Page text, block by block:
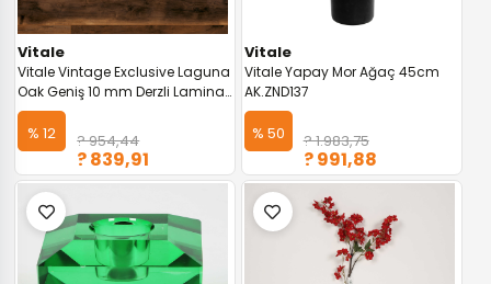
Vitale
Vitale Vintage Exclusive Laguna
Oak Geniş 10 mm Derzli Laminat
Parke VTLP.K411-G-VINTAGE
% 12 ? 954,44
? 839,91
Vitale
Vitale Yapay Mor Ağaç 45cm
AK.ZND137
% 50 ? 1.983,75
? 991,88